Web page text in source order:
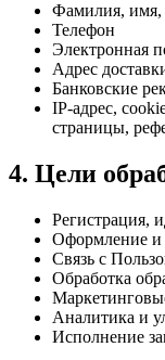
Фамилия, имя,
Телефон
Электронная
Адрес
Банковские
IP-адрес,
страницы,
4. Цели
Регистрация,
Оформление и
Связь с
Обработка
Аналитика и
Исполнение